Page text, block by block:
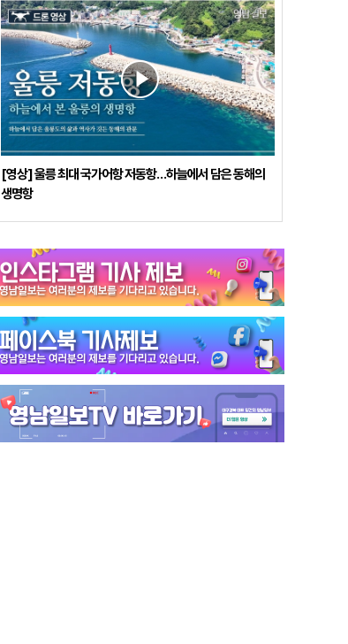
[영상] 울릉 최대 국가어항 저동항…하늘에서 담은 동해의
생명항